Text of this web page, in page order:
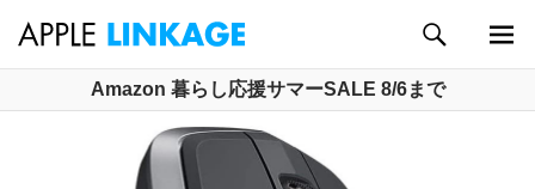
ン
索
Amazon 暮らし応援サマーSALE 8/6まで